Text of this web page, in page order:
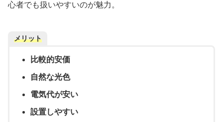
心者でも扱いやすいのが魅力。
メリット
比較的安価
自然な光色
電気代が安い
設置しやすい